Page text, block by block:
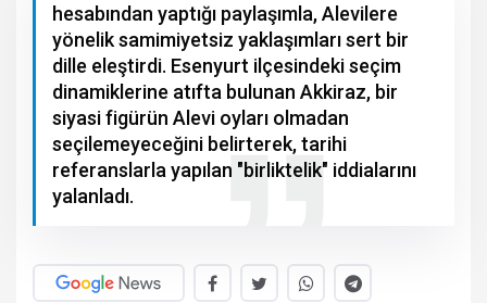
hesabından yaptığı paylaşımla, Alevilere
yönelik samimiyetsiz yaklaşımları sert bir
dille eleştirdi. Esenyurt ilçesindeki seçim
dinamiklerine atıfta bulunan Akkiraz, bir
siyasi figürün Alevi oyları olmadan
seçilemeyeceğini belirterek, tarihi
referanslarla yapılan "birliktelik" iddialarını
yalanladı.